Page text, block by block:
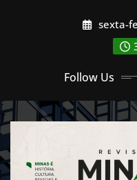
sexta-
Follow Us